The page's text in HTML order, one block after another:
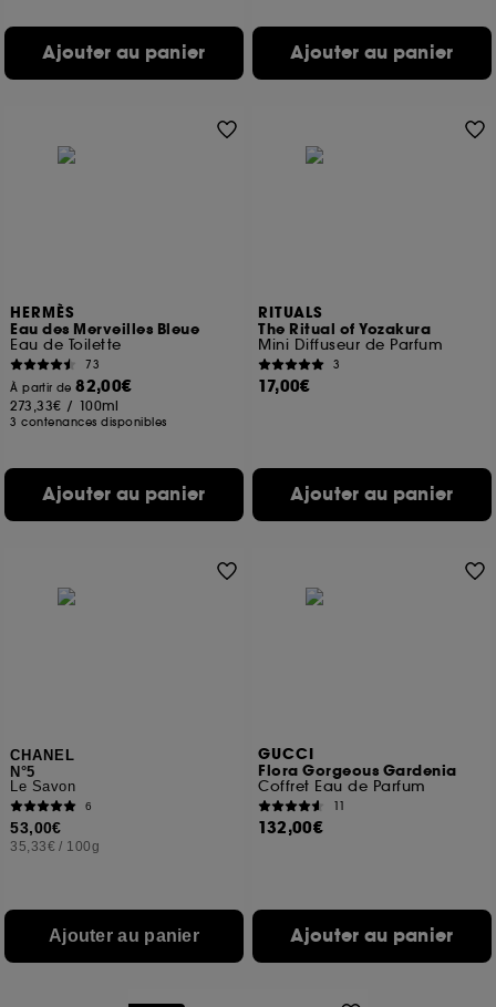
Ajouter au panier Ajouter au panier
HERMÈS
Eau des Merveilles Bleue
Eau de Toilette
73
À partir de82,00€
273,33€ / 100ml
3 contenances disponibles
Ajouter au panier
RITUALS
The Ritual of Yozakura
Mini Diffuseur de Parfum
3
17,00€
Ajouter au panier
CHANEL
N°5
Le Savon
6
53,00€
35,33€ / 100g
Ajouter au panier
GUCCI
Flora Gorgeous Gardenia
Coffret Eau de Parfum
11
132,00€
Ajouter au panier